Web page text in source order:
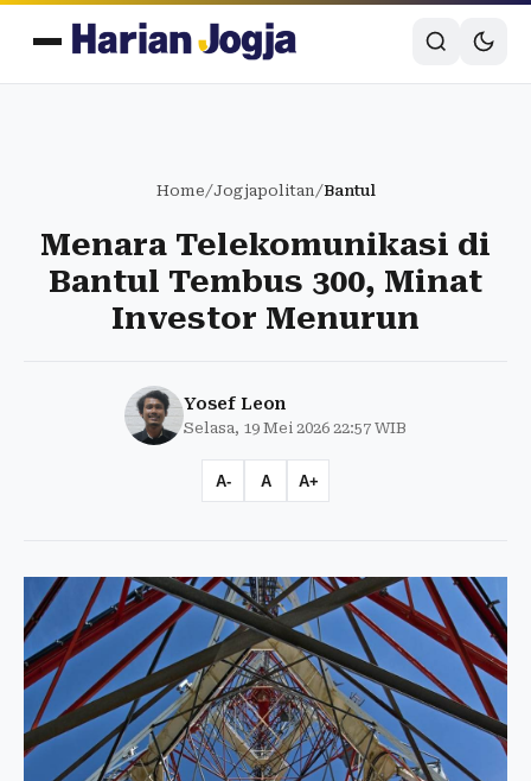
Home/Jogjapolitan/Bantul
Menara Telekomunikasi di
Bantul Tembus 300, Minat
Investor Menurun
Yosef Leon
Selasa, 19 Mei 2026 22:57 WIB
A- A A+